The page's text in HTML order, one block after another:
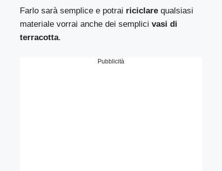
Farlo sarà semplice e potrai riciclare qualsiasi
materiale vorrai anche dei semplici vasi di
terracotta.
Pubblicità